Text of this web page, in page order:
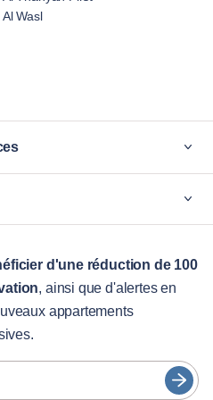
Al Wasl
Dubai South Residential District
Jumeirah Golf Estates
Madinat Hind 4
Me'aisem First
Motor City
Umm Suqeim Third
d'une réduction de 100
, ainsi que d'alertes en
appartements